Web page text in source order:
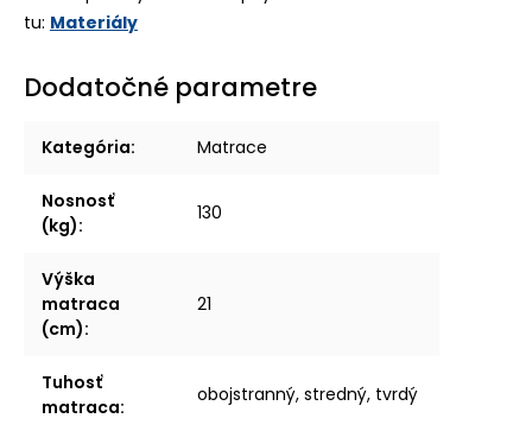
tu: Materiály
Dodatočné parametre
Kategória: Matrace
Nosnosť
(kg):
130
Výška
matraca
(cm):
21
Tuhosť
matraca:
obojstranný, stredný, tvrdý